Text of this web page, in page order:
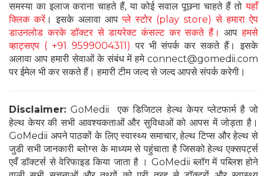
समस्या का इलाज कराना चाहते हैं, या कोई सवाल पूछना चाहते हैं तोयहाँ
क्लिक करें। इसके अलावा आपप्ले स्टोर (play store) से हमारा ऐप
डाउनलोड करके डॉक्टर से डायरेक्ट कंसल्ट कर सकते हैं। आप हमसे
व्हाट्सएप ( +91 9599004311) पर भी संपर्क कर सकते हैं। इसके
अलावा आप हमारी सेवाओं के संबंध में हमे connect@gomedii.com
पर ईमेल भी कर सकते हैं। हमारी टीम जल्द से जल्द आपसे संपर्क करेगी।
Disclaimer: GoMedii एक डिजिटल हेल्थ केयर प्लेटफार्म है जो
हेल्थ केयर की सभी आवश्यकताओं और सुविधाओं को आपस में जोड़ता है।
GoMedii अपने पाठकों के लिए स्वास्थ्य समाचार, हेल्थ टिप्स और हेल्थ से
जुडी सभी जानकारी ब्लोग्स के माध्यम से पहुंचाता है जिसको हेल्थ एक्सपर्ट्स
एवँ डॉक्टर्स से वेरिफाइड किया जाता है । GoMedii ब्लॉग में पब्लिश होने